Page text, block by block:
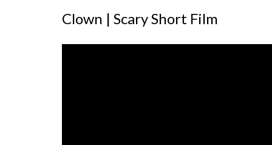
Clown | Scary Short Film